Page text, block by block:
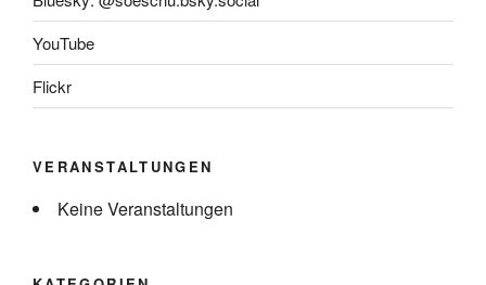
YouTube
Flickr
VERANSTALTUNGEN
Keine Veranstaltungen